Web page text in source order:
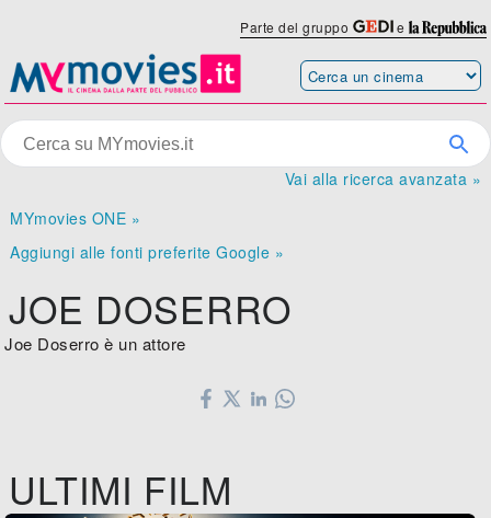
Parte del gruppo e
Vai alla ricerca avanzata »
MYmovies ONE »
Aggiungi alle fonti preferite Google »
JOE DOSERRO
Joe Doserro è un attore
ULTIMI FILM